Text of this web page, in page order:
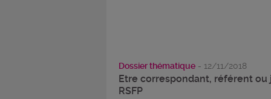
Dossier thématique - 12/11/2018
Etre correspondant, référent ou
RSFP